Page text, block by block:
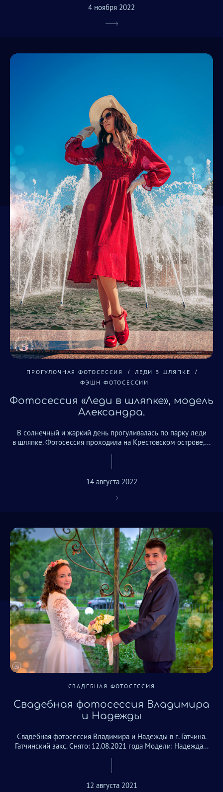
4 ноября 2022
ПРОГУЛОЧНАЯ ФОТОСЕССИЯ
ЛЕДИ В ШЛЯПКЕ
ФЭШН ФОТОСЕССИИ
Фотосессия «Леди в шляпке», модель
Александра.
В солнечный и жаркий день прогуливалась по парку леди
в шляпке. Фотосессия проходила на Крестовском острове,...
14 августа 2022
СВАДЕБНАЯ ФОТОСЕССИЯ
Свадебная фотосессия Владимира
и Надежды
Свадебная фотосессия Владимира и Надежды в г. Гатчина.
Гатчинский закс. Снято: 12.08.2021 года Модели: Надежда...
12 августа 2021